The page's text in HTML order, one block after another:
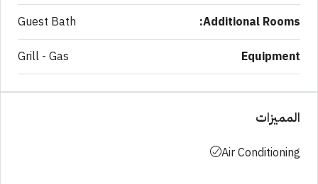
Additional Rooms:
Guest Bath
Equipment
Grill - Gas
المميزات
Air Conditioning